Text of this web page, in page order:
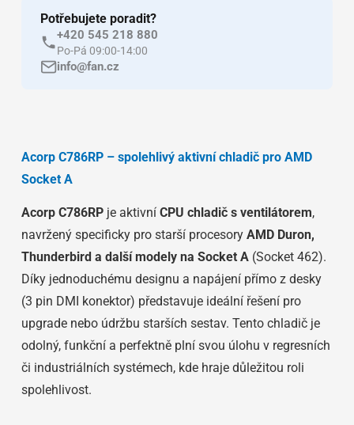
Potřebujete poradit?
+420 545 218 880
Po-Pá 09:00-14:00
info@fan.cz
Acorp C786RP – spolehlivý aktivní chladič pro AMD
Socket A
Acorp C786RP je aktivníCPU chladič s ventilátorem,
navržený specificky pro starší procesoryAMD Duron,
Thunderbird a další modely na Socket A (Socket 462).
Díky jednoduchému designu a napájení přímo z desky
(3 pin DMI konektor) představuje ideální řešení pro
upgrade nebo údržbu starších sestav. Tento chladič je
odolný, funkční a perfektně plní svou úlohu v regresních
či industriálních systémech, kde hraje důležitou roli
spolehlivost.